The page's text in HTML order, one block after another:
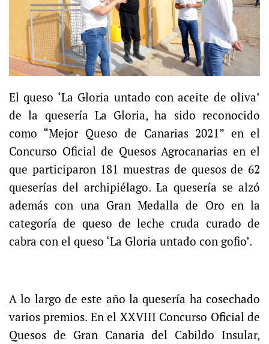
El queso ‘La Gloria untado con aceite de oliva’
de la quesería La Gloria, ha sido reconocido
como “Mejor Queso de Canarias 2021” en el
Concurso Oficial de Quesos Agrocanarias en el
que participaron 181 muestras de quesos de 62
queserías del archipiélago. La quesería se alzó
además con una Gran Medalla de Oro en la
categoría de queso de leche cruda curado de
cabra con el queso ‘La Gloria untado con gofio’.
A lo largo de este año la quesería ha cosechado
varios premios. En el XXVIII Concurso Oficial de
Quesos de Gran Canaria del Cabildo Insular,